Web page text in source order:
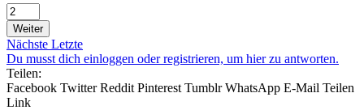
Weiter
Nächste Letzte
Du musst dich einloggen oder registrieren, um hier zu antworten.
Teilen:
Facebook Twitter Reddit Pinterest Tumblr WhatsApp E-Mail Teilen
Link